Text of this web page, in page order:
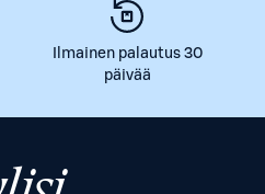
Ilmainen palautus 30
päivää